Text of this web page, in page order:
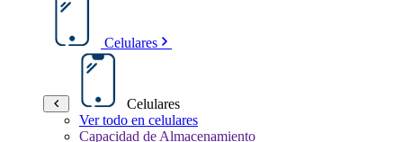
Celulares
Celulares
Ver todo en celulares
Capacidad de Almacenamiento